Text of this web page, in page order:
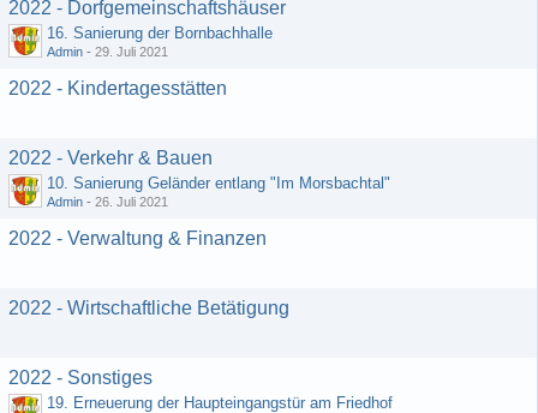
2022 - Dorfgemeinschaftshäuser
16. Sanierung der Bornbachhalle
Admin - 29. Juli 2021
2022 - Kindertagesstätten
2022 - Verkehr & Bauen
10. Sanierung Geländer entlang "Im Morsbachtal"
Admin - 26. Juli 2021
2022 - Verwaltung & Finanzen
2022 - Wirtschaftliche Betätigung
2022 - Sonstiges
19. Erneuerung der Haupteingangstür am Friedhof